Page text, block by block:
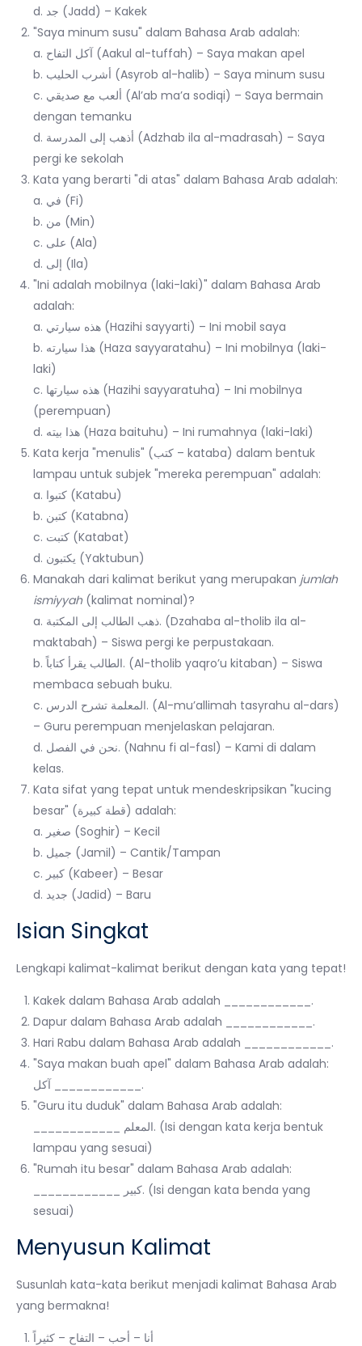
d. جد (Jadd) – Kakek
"Saya minum susu" dalam Bahasa Arab adalah:
a. آكل التفاح (Aakul al-tuffah) – Saya makan apel
b. أشرب الحليب (Asyrob al-halib) – Saya minum susu
c. ألعب مع صديقي (Al’ab ma’a sodiqi) – Saya bermain
dengan temanku
d. أذهب إلى المدرسة (Adzhab ila al-madrasah) – Saya
pergi ke sekolah
Kata yang berarti "di atas" dalam Bahasa Arab adalah:
a. في (Fi)
b. من (Min)
c. على (Ala)
d. إلى (Ila)
"Ini adalah mobilnya (laki-laki)" dalam Bahasa Arab
adalah:
a. هذه سيارتي (Hazihi sayyarti) – Ini mobil saya
b. هذا سيارته (Haza sayyaratahu) – Ini mobilnya (laki-
laki)
c. هذه سيارتها (Hazihi sayyaratuha) – Ini mobilnya
(perempuan)
d. هذا بيته (Haza baituhu) – Ini rumahnya (laki-laki)
Kata kerja "menulis" (كتب – kataba) dalam bentuk
lampau untuk subjek "mereka perempuan" adalah:
a. كتبوا (Katabu)
b. كتبن (Katabna)
c. كتبت (Katabat)
d. يكتبون (Yaktubun)
Manakah dari kalimat berikut yang merupakan jumlah
ismiyyah(kalimat nominal)?
a. ذهب الطالب إلى المكتبة. (Dzahaba al-tholib ila al-
maktabah) – Siswa pergi ke perpustakaan.
b. الطالب يقرأ كتاباً. (Al-tholib yaqro’u kitaban) – Siswa
membaca sebuah buku.
c. المعلمة تشرح الدرس. (Al-mu’allimah tasyrahu al-dars)
– Guru perempuan menjelaskan pelajaran.
d. نحن في الفصل. (Nahnu fi al-fasl) – Kami di dalam
kelas.
Kata sifat yang tepat untuk mendeskripsikan "kucing
besar" (قطة كبيرة) adalah:
a. صغير (Soghir) – Kecil
b. جميل (Jamil) – Cantik/Tampan
c. كبير (Kabeer) – Besar
d. جديد (Jadid) – Baru
Isian Singkat
Lengkapi kalimat-kalimat berikut dengan kata yang tepat!
Kakek dalam Bahasa Arab adalah ____________.
Dapur dalam Bahasa Arab adalah ____________.
Hari Rabu dalam Bahasa Arab adalah ____________.
"Saya makan buah apel" dalam Bahasa Arab adalah:
آكل ____________.
"Guru itu duduk" dalam Bahasa Arab adalah:
lampau yang sesuai)
"Rumah itu besar" dalam Bahasa Arab adalah:
sesuai)
Menyusun Kalimat
Susunlah kata-kata berikut menjadi kalimat Bahasa Arab
yang bermakna!
أنا – أحب – التفاح – كثيراً